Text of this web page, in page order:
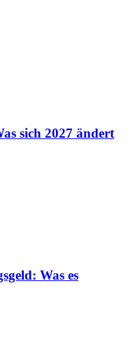
sich 2027 ändert
Was es